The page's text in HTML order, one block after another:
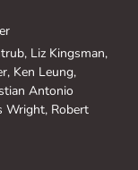
Liz Kingsman,
Ken Leung,
Antonio
Wright, Robert